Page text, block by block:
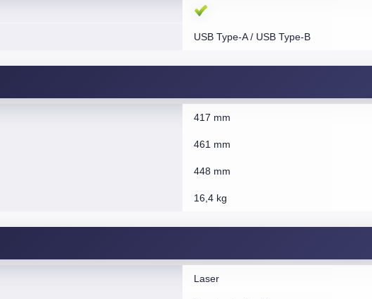
USB Type-A / USB Type-B
417 mm
461 mm
448 mm
16,4 kg
Laser